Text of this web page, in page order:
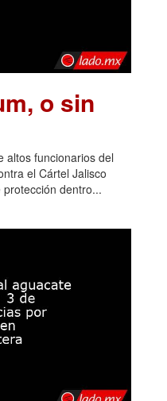
o sin
altos funcionarios del
el Cártel Jalisco
dentro...